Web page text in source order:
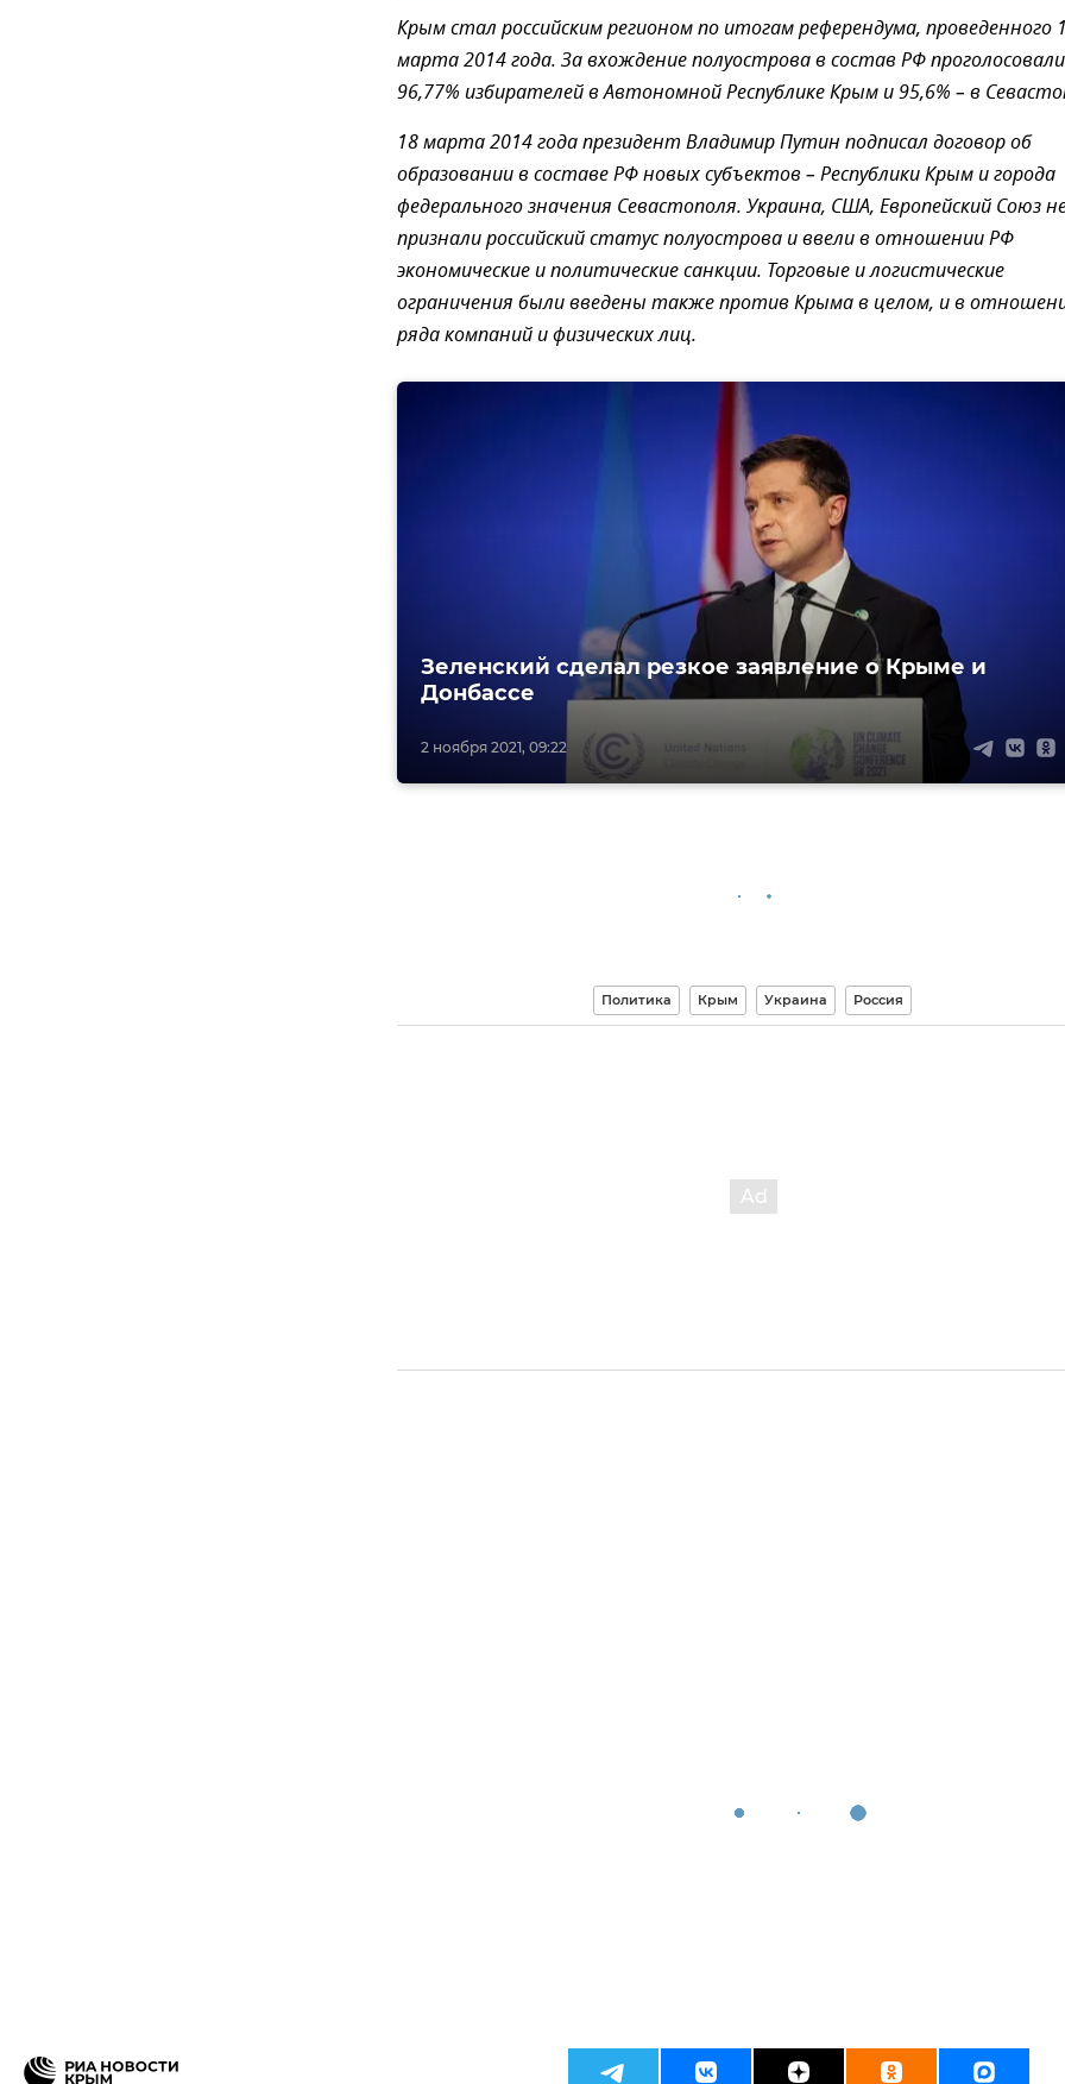
Крым стал российским регионом по итогам референдума, проведенного
марта 2014 года. За вхождение полуострова в состав РФ проголосовали
96,77% избирателей в Автономной Республике Крым и 95,6% – в
18 марта 2014 года президент Владимир Путин подписал договор об
образовании в составе РФ новых субъектов – Республики Крым и города
федерального значения Севастополя. Украина, США, Европейский Союз
признали российский статус полуострова и ввели в отношении РФ
экономические и политические санкции. Торговые и логистические
ограничения были введены также против Крыма в целом, и в
ряда компаний и физических лиц.
2 ноября 2021, 09:22
Зеленский сделал резкое заявление о Крыме и
Донбассе
Политика Крым Украина Россия